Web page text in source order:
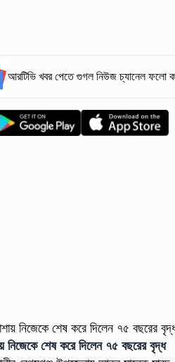
আরটিভি খবর পেতে গুগল নিউজ চ্যানেল ফলো
নিজেকে শেষ করে দিলেন ৭৫ বছরের বৃদ্ধ